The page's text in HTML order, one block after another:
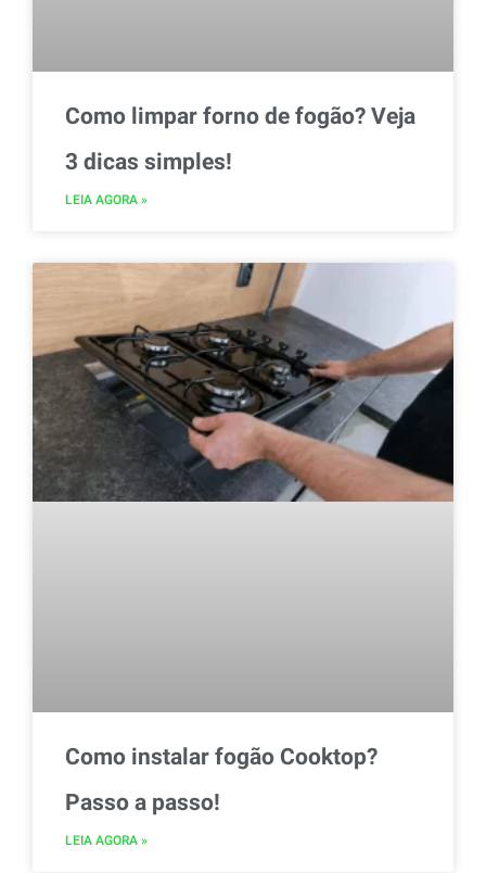
Como limpar forno de fogão? Veja
3 dicas simples!
LEIA AGORA »
Como instalar fogão Cooktop?
Passo a passo!
LEIA AGORA »